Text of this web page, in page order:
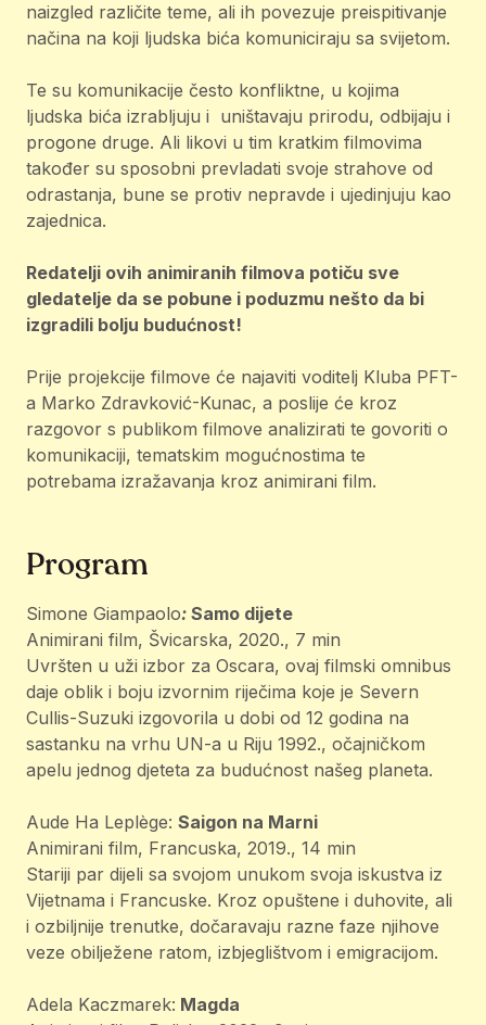
naizgled različite teme, ali ih povezuje preispitivanje
načina na koji ljudska bića komuniciraju sa svijetom.
Te su komunikacije često konfliktne, u kojima
ljudska bića izrabljuju i uništavaju prirodu, odbijaju i
progone druge. Ali likovi u tim kratkim filmovima
također su sposobni prevladati svoje strahove od
odrastanja, bune se protiv nepravde i ujedinjuju kao
zajednica.
Redatelji ovih animiranih filmova potiču sve
gledatelje da se pobune i poduzmu nešto da bi
izgradili bolju budućnost!
Prije projekcije filmove će najaviti voditelj Kluba PFT-
a Marko Zdravković-Kunac, a poslije će kroz
razgovor s publikom filmove analizirati te govoriti o
komunikaciji, tematskim mogućnostima te
potrebama izražavanja kroz animirani film.
Program
Simone Giampaolo: Samo dijete
Animirani film, Švicarska, 2020., 7 min
Uvršten u uži izbor za Oscara, ovaj filmski omnibus
daje oblik i boju izvornim riječima koje je Severn
Cullis-Suzuki izgovorila u dobi od 12 godina na
sastanku na vrhu UN-a u Riju 1992., očajničkom
apelu jednog djeteta za budućnost našeg planeta.
Aude Ha Leplège: Saigon na Marni
Animirani film, Francuska, 2019., 14 min
Stariji par dijeli sa svojom unukom svoja iskustva iz
Vijetnama i Francuske. Kroz opuštene i duhovite, ali
i ozbiljnije trenutke, dočaravaju razne faze njihove
veze obilježene ratom, izbjeglištvom i emigracijom.
Adela Kaczmarek: Magda